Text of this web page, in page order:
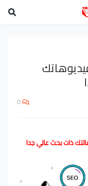
0
ذات بحث عالي جدا